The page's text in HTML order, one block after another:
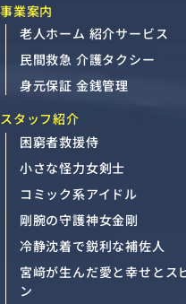
事業案内
老人ホーム 紹介サービス
民間救急 介護タクシー
身元保証 金銭管理
スタッフ紹介
困窮者救援侍
小さな怪力女剣士
コミック系アイドル
剛腕の守護神女金剛
冷静沈着で鋭利な補佐人
宮﨑が生んだ愛と幸せとス
ン